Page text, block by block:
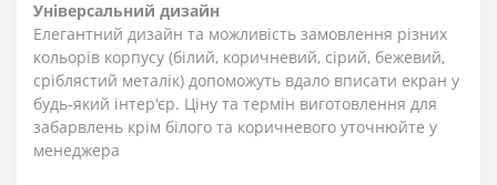
Універсальний дизайн
Елегантний дизайн та можливість замовлення різних
кольорів корпусу (білий, коричневий, сірий, бежевий,
сріблястий металік) допоможуть вдало вписати екран у
будь-який інтер'єр. Ціну та термін виготовлення для
забарвлень крім білого та коричневого уточнюйте у
менеджера